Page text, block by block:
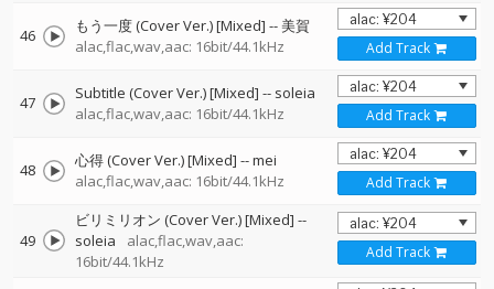
46 もう一度 (Cover Ver.) [Mixed] --美賀
alac,flac,wav,aac: 16bit/44.1kHz
Add Track
47 Subtitle (Cover Ver.) [Mixed] -- soleia
alac,flac,wav,aac: 16bit/44.1kHz
Add Track
48 心得 (Cover Ver.) [Mixed] --mei
alac,flac,wav,aac: 16bit/44.1kHz
Add Track
49
ビリミリオン (Cover Ver.) [Mixed] --
soleia
alac,flac,wav,aac:
16bit/44.1kHz
Add Track